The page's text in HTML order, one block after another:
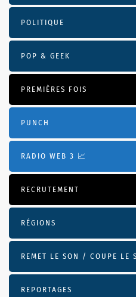
POLITIQUE
POP & GEEK
PREMIÈRES FOIS
PUNCH
RADIO WEB 3 📈
RECRUTEMENT
RÉGIONS
REMET LE SON / COUPE LE
REPORTAGES